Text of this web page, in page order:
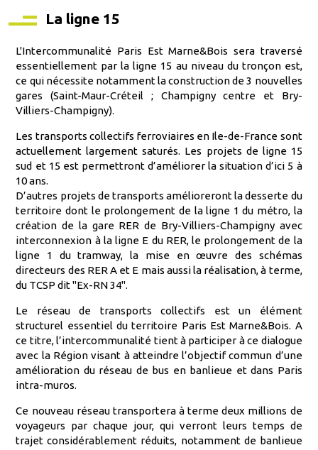
La ligne 15
L'Intercommunalité Paris Est Marne&Bois sera traversé
essentiellement par la ligne 15 au niveau du tronçon est,
ce qui nécessite notamment la construction de 3 nouvelles
gares (Saint-Maur-Créteil ; Champigny centre et Bry-
Villiers-Champigny).
Les transports collectifs ferroviaires en Ile-de-France sont
actuellement largement saturés. Les projets de ligne 15
sud et 15 est permettront d’améliorer la situation d’ici 5 à
10 ans.
D’autres projets de transports amélioreront la desserte du
territoire dont le prolongement de la ligne 1 du métro, la
création de la gare RER de Bry-Villiers-Champigny avec
interconnexion à la ligne E du RER, le prolongement de la
ligne 1 du tramway, la mise en œuvre des schémas
directeurs des RER A et E mais aussi la réalisation, à terme,
du TCSP dit "Ex-RN 34".
Le réseau de transports collectifs est un élément
structurel essentiel du territoire Paris Est Marne&Bois. A
ce titre, l’intercommunalité tient à participer à ce dialogue
avec la Région visant à atteindre l’objectif commun d’une
amélioration du réseau de bus en banlieue et dans Paris
intra-muros.
Ce nouveau réseau transportera à terme deux millions de
voyageurs par chaque jour, qui verront leurs temps de
trajet considérablement réduits, notamment de banlieue